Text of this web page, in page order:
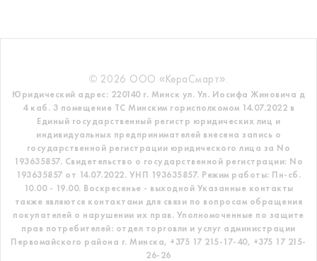
© 2026 ООО «КераСмарт».
Юридический адрес: 220140 г. Минск ул. Ул. Иосифа Жиновича д
4 каб. 3 помещение ТС Минским горисполкомом 14.07.2022 в
Единый государственный регистр юридических лиц и
индивидуальных предпринимателей внесена запись о
государственной регистрации юридического лица за No
193635857. Свидетельство о государственной регистрации: No
193635857 от 14.07.2022. УНП 193635857. Режим работы: Пн-сб.
10.00 - 19.00. Воскресенье - выходной Указанные контакты
также являются контактами для связи по вопросам обращения
покупателей о нарушении их прав. Уполномоченные по защите
прав потребителей: отдел торговли и услуг администрации
Первомайского района г. Минска, +375 17 215-17-40, +375 17 215-
26-26